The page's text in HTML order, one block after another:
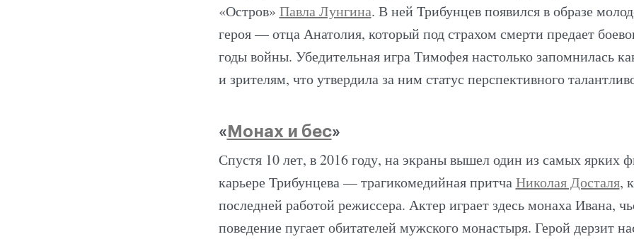
«Остров» Павла Лунгина. В ней Трибунцев появился в образе
героя — отца Анатолия, который под страхом смерти предает
годы войны. Убедительная игра Тимофея настолько запомнилась
и зрителям, что утвердила за ним статус перспективного
« Монах и бес»
Спустя 10 лет, в 2016 году, на экраны вышел один из самых ярких
карьере Трибунцева — трагикомедийная притчаНиколая Досталя,
последней работой режиссера. Актер играет здесь монаха Ивана,
поведение пугает обитателей мужского монастыря. Герой дерзит